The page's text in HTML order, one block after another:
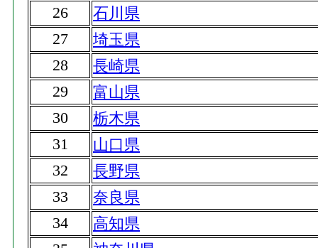
26
石川県
27
埼玉県
28
長崎県
29
富山県
30
栃木県
31
山口県
32
長野県
33
奈良県
34
高知県